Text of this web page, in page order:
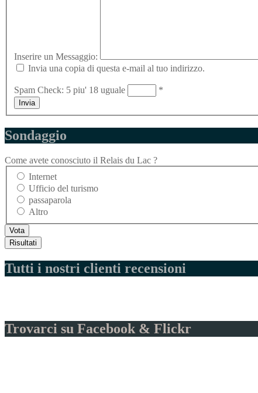
Inserire un Messaggio:
Invia una copia di questa e-mail al tuo indirizzo.
Spam Check: 5 piu' 18 uguale *
Invia
Sondaggio
Come avete conosciuto il Relais du Lac ?
Internet
Ufficio del turismo
passaparola
Altro
Tutti i nostri clienti recensioni
Trovarci su Facebook & Flickr